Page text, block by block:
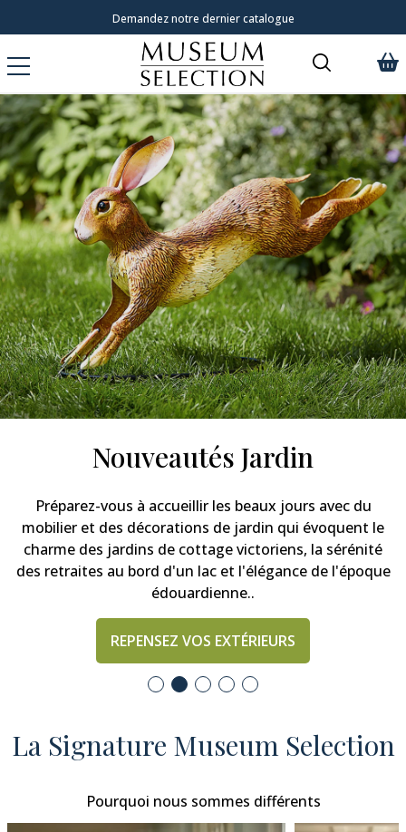
Demandez notre dernier catalogue
SELECTION
Nouveaux Vêtements &
Accessoires
Découvrez des pièces inspirées de motifs et de
designs originaux issus de différentes époques,
revisités pour la saison à venir.
DÉCOUVREZ NOTRE NOUVELLE COLLECTION
La Signature Museum Selection
Pourquoi nous sommes différents